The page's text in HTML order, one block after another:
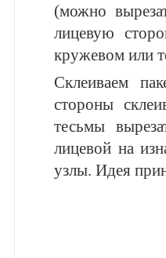
(можно
лицевую
кружевом или
Склеиваем
стороны
тесьмы
лицевой на
узлы. Идея